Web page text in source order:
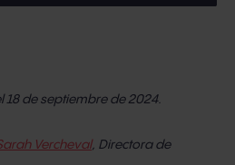
18 de septiembre de 2024.
Vercheval, Directora de